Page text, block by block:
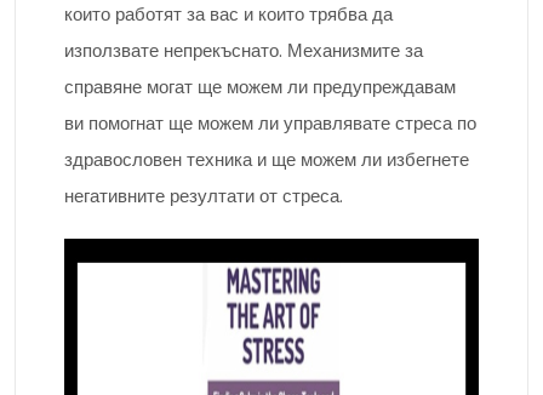
които работят за вас и които трябва да
използвате непрекъснато. Механизмите за
справяне могат ще можем ли предупреждавам
ви помогнат ще можем ли управлявате стреса по
здравословен техника и ще можем ли избегнете
негативните резултати от стреса.